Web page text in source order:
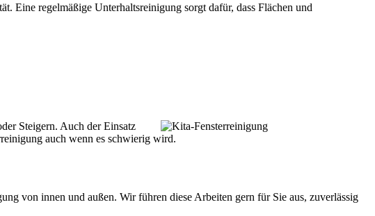
Eine regelmäßige Unterhaltsreinigung sorgt dafür, dass Flächen und
Steigern. Auch der Einsatz
auch wenn es schwierig wird.
von innen und außen. Wir führen diese Arbeiten gern für Sie aus, zuverlässig